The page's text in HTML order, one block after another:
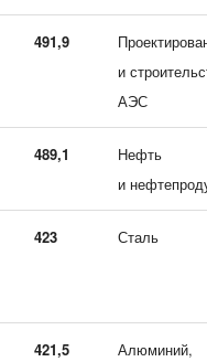
491,9
и
АЭС
489,1
Нефть
и
423 Сталь
421,5
Алюминий,